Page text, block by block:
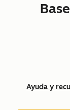
Ayuda y